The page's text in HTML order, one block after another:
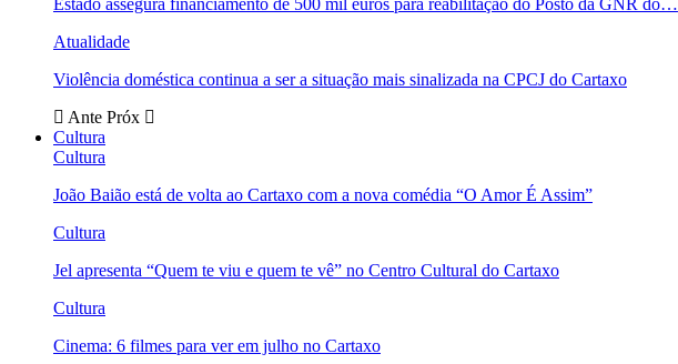
Estado assegura financiamento de 500 mil euros para reabilitação do Posto da GNR do…
Atualidade
Violência doméstica continua a ser a situação mais sinalizada na CPCJ do Cartaxo
Ante Próx
Cultura
Cultura
João Baião está de volta ao Cartaxo com a nova comédia “O Amor É Assim”
Cultura
Jel apresenta “Quem te viu e quem te vê” no Centro Cultural do Cartaxo
Cultura
Cinema: 6 filmes para ver em julho no Cartaxo